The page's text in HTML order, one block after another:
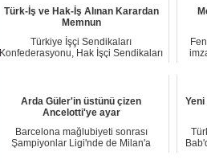
Türk-İş ve Hak-İş Alınan Karardan
Memnun
Türkiye İşçi Sendikaları
Konfederasyonu, Hak İşçi Sendikaları
Arda Güler'in üstünü çizen
Ancelotti'ye ayar
Barcelona mağlubiyeti sonrası
Şampiyonlar Ligi'nde de Milan'a